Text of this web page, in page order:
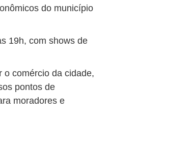
do município
19h, com shows de
o comércio da cidade,
pontos de
moradores e